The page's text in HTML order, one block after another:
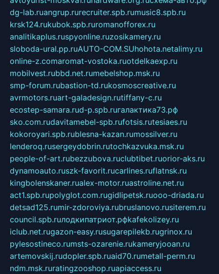
dg-lab.ruangrup.rurecruiter.spb.rumusic8.spb.ru
krsk124.rukubok.spb.ruromanofforex.ru
analitikaplus.ruspyonline.ruzosikamery.ru
sloboda-ural.pp.ruAUTO-COM.SUhohota.netalimy.ru
online-z.comaromat-vostoka.ruotdelkaexp.ru
mobilvest.rubbd.net.rumebelshop.msk.ru
smp-forum.rubastion-td.rukosmoscreative.ru
avrmotors.ruart-galadesign.rutiffany-c.ru
ecostep-samara.rud-p.spb.ruгалактика73.рф
sko.com.rudavitamebel-spb.rufotsis.rutesiaes.ru
kokoroyari.spb.rublesna-kazan.rumossilver.ru
lenderoq.rusergeydobrin.rutochkazvuka.msk.ru
people-of-art.rubezzubova.ruclubtibet.ruorior-aks.ru
dynamoauto.ruszk-favorit.rucarlines.ruflatnsk.ru
kingbolenskaner.rualex-motor.ruastroline.net.ru
act1.spb.rupolyglot.com.rugidlipetsk.ruooo-driada.ru
detsad125.rumir-zdoroviya.rubruslanovo.rusiterem.ru
council.spb.ruлодкипатриот.рфkafekolizey.ru
iclub.net.rugazon-easy.rusugarepilekb.rugrinox.ru
pylesostineco.rumsts-ozarenie.rukameryjooan.ru
artemovskij.rudopler.spb.ruaid70.rumetall-perm.ru
ndm.msk.ruratingzooshop.ruapiaccess.ru